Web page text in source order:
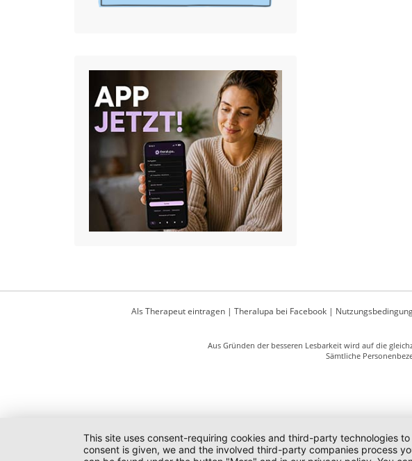
Als Therapeut eintragen| Theralupa bei Facebook|
Aus Gründen der besseren Lesbarkeit wird auf die
Sämtliche
This site uses consent-requiring cookies and third-party technologies
consent is given, we and the involved third-party companies process